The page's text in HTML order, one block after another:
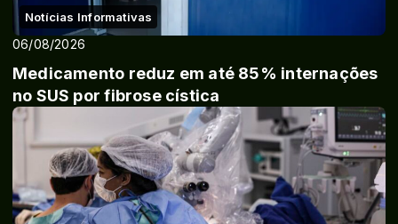
Notícias Informativas
06/08/2026
Medicamento reduz em até 85% internações
no SUS por fibrose cística